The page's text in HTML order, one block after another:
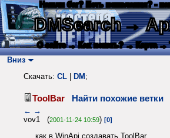
Нашли баг? Есть пожелания? -
DMSearch→
О сайте → Как искать? → Карта →
Вниз
Скачать: CL DM ;
ToolBar Найти похожие ветки
← →
vov1 (2001-11-24 10:59) [0]
как в WinApi создавать ToolBar